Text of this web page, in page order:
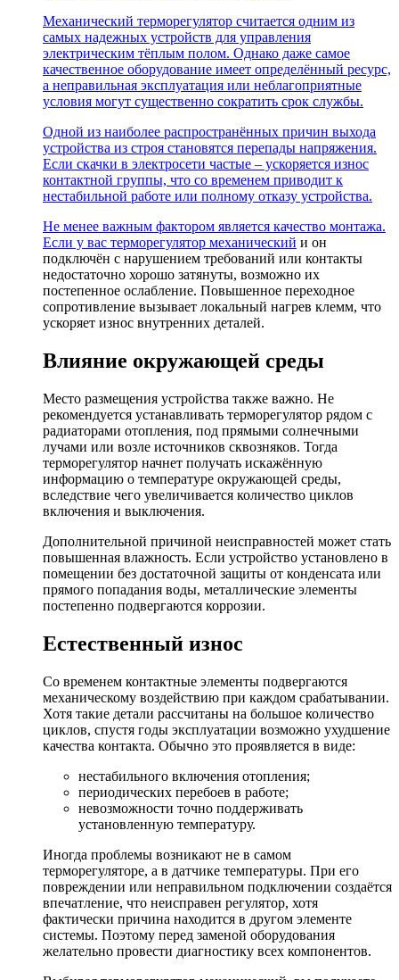
Механический терморегулятор считается одним из
самых надежных устройств для управления
электрическим тёплым полом. Однако даже самое
качественное оборудование имеет определённый ресурс,
а неправильная эксплуатация или неблагоприятные
условия могут существенно сократить срок службы.
Одной из наиболее распространённых причин выхода
устройства из строя становятся перепады напряжения.
Если скачки в электросети частые – ускоряется износ
контактной группы, что со временем приводит к
нестабильной работе или полному отказу устройства.
Не менее важным фактором является качество монтажа.
Если у вас терморегулятор механический и он
подключён с нарушением требований или контакты
недостаточно хорошо затянуты, возможно их
постепенное ослабление. Повышенное переходное
сопротивление вызывает локальный нагрев клемм, что
ускоряет износ внутренних деталей.
Влияние окружающей среды
Место размещения устройства также важно. Не
рекомендуется устанавливать терморегулятор рядом с
радиаторами отопления, под прямыми солнечными
лучами или возле источников сквозняков. Тогда
терморегулятор начнет получать искажённую
информацию о температуре окружающей среды,
вследствие чего увеличивается количество циклов
включения и выключения.
Дополнительной причиной неисправностей может стать
повышенная влажность. Если устройство установлено в
помещении без достаточной защиты от конденсата или
прямого попадания воды, металлические элементы
постепенно подвергаются коррозии.
Естественный износ
Со временем контактные элементы подвергаются
механическому воздействию при каждом срабатывании.
Хотя такие детали рассчитаны на большое количество
циклов, спустя годы эксплуатации возможно ухудшение
качества контакта. Обычно это проявляется в виде:
нестабильного включения отопления;
периодических перебоев в работе;
невозможности точно поддерживать
установленную температуру.
Иногда проблемы возникают не в самом
терморегуляторе, а в датчике температуры. При его
повреждении или неправильном подключении создаётся
впечатление, что неисправен регулятор, хотя
фактически причина находится в другом элементе
системы. Поэтому перед заменой оборудования
желательно провести диагностику всех компонентов.